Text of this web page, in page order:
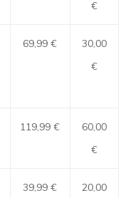
€
69,99 €
30,00
€
119,99 €
60,00
€
39,99 €
20,00